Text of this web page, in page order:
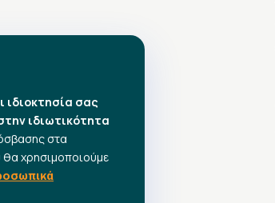
ιδιοκτησία σας
ιδιωτικότητα
στα
θα χρησιμοποιούμε